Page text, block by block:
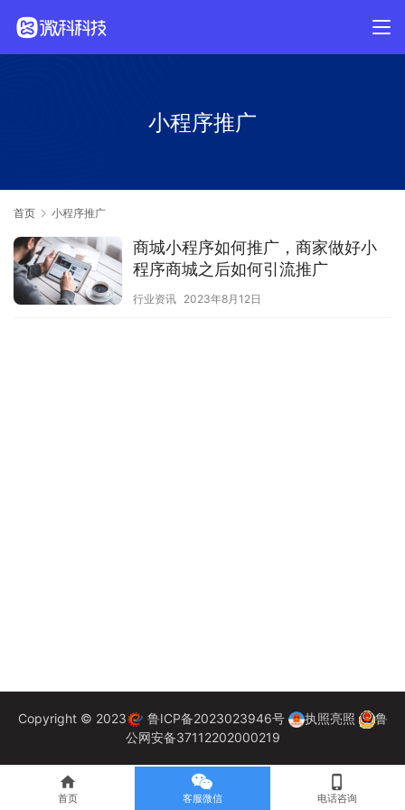
小程序推广
首页 小程序推广
商城小程序如何推广，商家做好小
程序商城之后如何引流推广
行业资讯 2023年8月12日
Copyright © 2023 鲁ICP备2023023946号 执照亮照
鲁
公网安备37112202000219
home
首页 客服微信
phone_iphone
电话咨询